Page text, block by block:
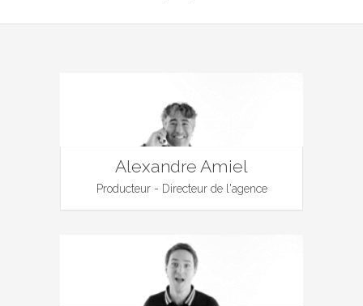
Alexandre Amiel
Producteur - Directeur de l'agence